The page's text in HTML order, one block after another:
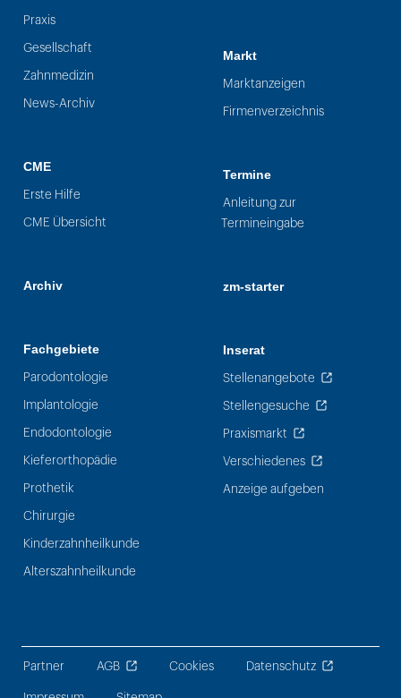
Praxis
Gesellschaft
Zahnmedizin
News-Archiv
CME
Erste Hilfe
CME Übersicht
Archiv
Fachgebiete
Parodontologie
Implantologie
Endodontologie
Kieferorthopädie
Prothetik
Chirurgie
Kinderzahnheilkunde
Alterszahnheilkunde
Markt
Marktanzeigen
Firmenverzeichnis
Termine
Anleitung zur
Termineingabe
zm-starter
Inserat
Stellenangebote
Stellengesuche
Praxismarkt
Verschiedenes
Anzeige aufgeben
Partner AGB Cookies Datenschutz